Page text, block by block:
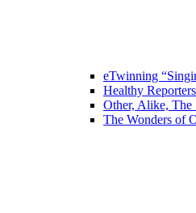
eTwinning
Healthy
Other, Alike, The
The Wonders of